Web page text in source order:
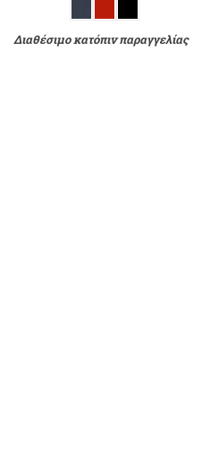
Διαθέσιμο κατόπιν παραγγελίας